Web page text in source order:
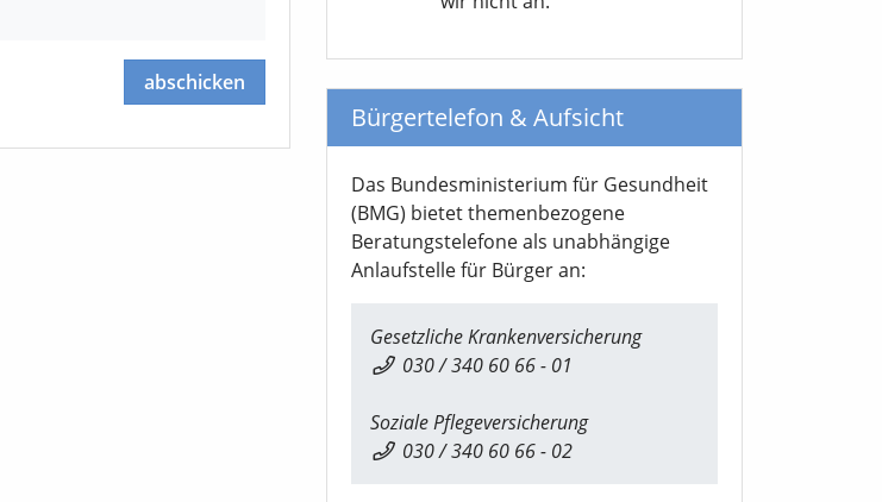
abschicken
Bürgertelefon & Aufsicht
Das Bundesministerium für Gesundheit
(BMG) bietet themenbezogene
Beratungstelefone als unabhängige
Anlaufstelle für Bürger an:
Gesetzliche Krankenversicherung
030 / 340 60 66 - 01
Soziale Pflegeversicherung
030 / 340 60 66 - 02